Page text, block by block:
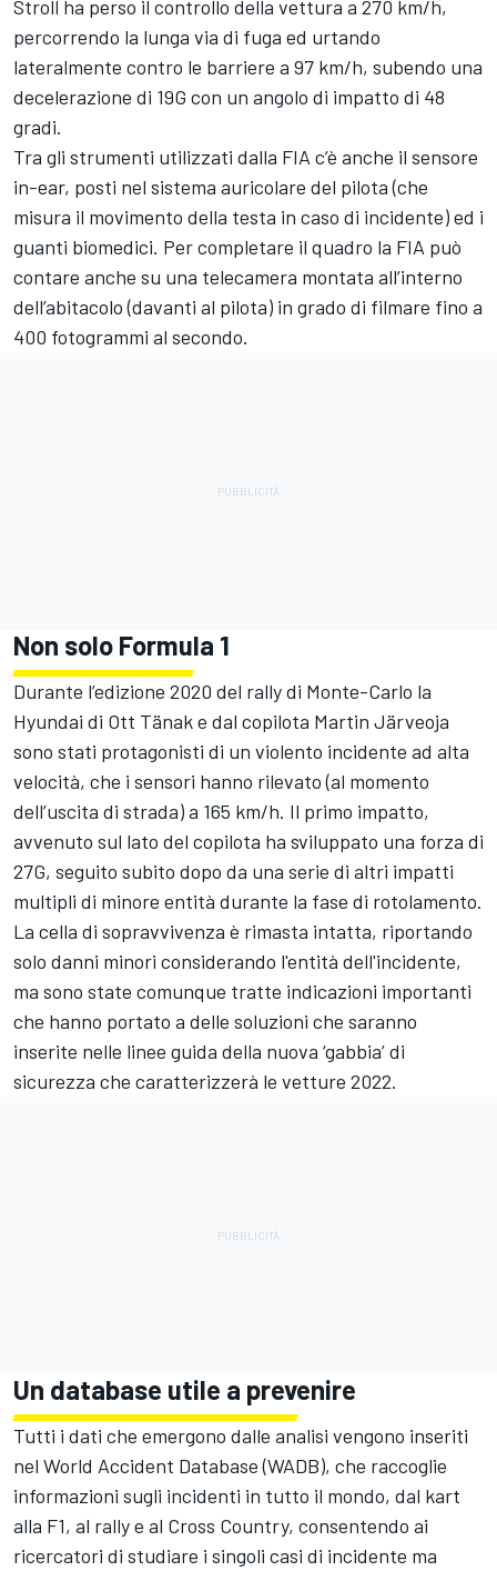
Stroll ha perso il controllo della vettura a 270 km/h,
percorrendo la lunga via di fuga ed urtando
lateralmente contro le barriere a 97 km/h, subendo una
decelerazione di 19G con un angolo di impatto di 48
gradi.
Tra gli strumenti utilizzati dalla FIA c’è anche il sensore
in-ear, posti nel sistema auricolare del pilota (che
misura il movimento della testa in caso di incidente) ed i
guanti biomedici. Per completare il quadro la FIA può
contare anche su una telecamera montata all’interno
dell’abitacolo (davanti al pilota) in grado di filmare fino a
400 fotogrammi al secondo.
Non solo Formula 1
Durante l’edizione 2020 del rally di Monte-Carlo la
Hyundai di Ott Tänak e dal copilota Martin Järveoja
sono stati protagonisti di un violento incidente ad alta
velocità, che i sensori hanno rilevato (al momento
dell’uscita di strada) a 165 km/h. Il primo impatto,
avvenuto sul lato del copilota ha sviluppato una forza di
27G, seguito subito dopo da una serie di altri impatti
multipli di minore entità durante la fase di rotolamento.
La cella di sopravvivenza è rimasta intatta, riportando
solo danni minori considerando l'entità dell'incidente,
ma sono state comunque tratte indicazioni importanti
che hanno portato a delle soluzioni che saranno
inserite nelle linee guida della nuova ‘gabbia’ di
sicurezza che caratterizzerà le vetture 2022.
Un database utile a prevenire
Tutti i dati che emergono dalle analisi vengono inseriti
nel World Accident Database (WADB), che raccoglie
informazioni sugli incidenti in tutto il mondo, dal kart
alla F1, al rally e al Cross Country, consentendo ai
ricercatori di studiare i singoli casi di incidente ma